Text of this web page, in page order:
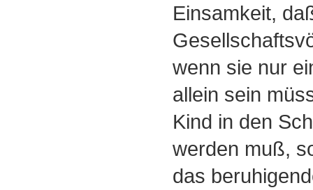
Einsamkeit,
wenn sie nur
allein sein
Kind in den
werden muß,
das